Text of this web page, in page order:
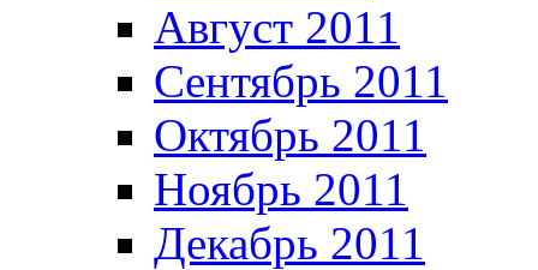
Август 2011
Сентябрь 2011
Октябрь 2011
Ноябрь 2011
Декабрь 2011